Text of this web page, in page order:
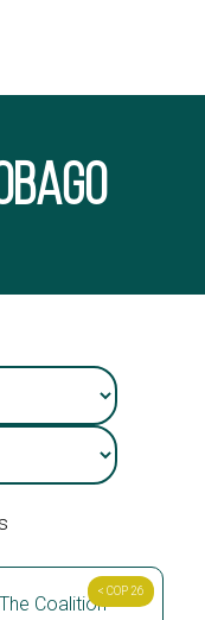
< COP 26
The Coalition